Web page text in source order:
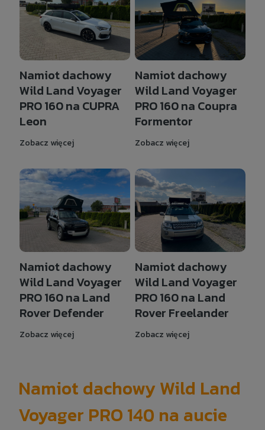
Namiot dachowy
Wild Land Voyager
PRO 160 na CUPRA
Leon
Zobacz więcej
Namiot dachowy
Wild Land Voyager
PRO 160 na Coupra
Formentor
Zobacz więcej
Namiot dachowy
Wild Land Voyager
PRO 160 na Land
Rover Defender
Zobacz więcej
Namiot dachowy
Wild Land Voyager
PRO 160 na Land
Rover Freelander
Zobacz więcej
Namiot dachowy Wild Land
Voyager PRO 140 na aucie